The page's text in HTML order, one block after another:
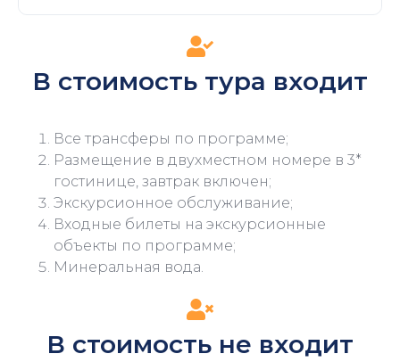
В стоимость тура входит
Все трансферы по программе;
Размещение в двухместном номере в 3*
гостинице, завтрак включен;
Экскурсионное обслуживание;
Входные билеты на экскурсионные
объекты по программе;
Минеральная вода.
В стоимость не входит